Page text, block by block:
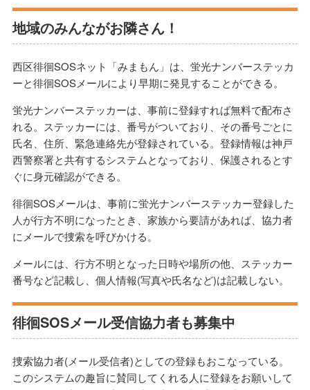
地域のみんながお隣さん！
西区徘徊SOSネット「みまもん」は、蛍光ナンバーステッカ
ーと徘徊SOSメールにより早期に発見することができる。
蛍光ナンバーステッカーは、事前に登録すれば無料で配布さ
れる。ステッカーには、番号がついており、その番号ごとに
氏名、住所、緊急連絡先が登録されている。登録情報は神戸
西警察署と共有するシステムとなっており、保護されるとす
ぐに身元確認ができる。
徘徊SOSメールは、事前に蛍光ナンバーステッカー登録した
人が行方不明になったとき、家族から要請があれば、協力者
にメールで捜索を呼びかける。
メールには、行方不明となった日時や場所の他、ステッカー
番号など記載し、個人情報(写真や氏名など)は記載しない。
徘徊SOSメール受信協力者も募集中
捜索協力者(メール受信者)としての登録もおこなっている。
このシステムの趣旨に賛同してくれる人に登録をお願いして